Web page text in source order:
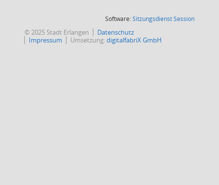
Software:SitzungsdienstSession(Wird in
© 2025 Stadt Erlangen
Datenschutz
Impressum
Umsetzung:digitalfabriX GmbH